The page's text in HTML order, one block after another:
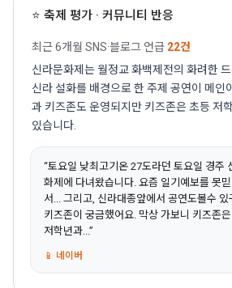
⭐ 축제 평가 · 커뮤니티 반응
최근 6개월 SNS·블로그 언급 22건
신라문화제는 월정교 화백제전의 화려한
신라 설화를 배경으로 한 주제 공연이 메인
과 키즈존도 운영되지만 키즈존은 초등 저
있습니다.
“토요일 낮최고기온 27도라던 토요일 경주
화제에 다녀왔습니다. 요즘 일기예보를 못믿
서... 그리고, 신라대종앞에서 공연도볼수 있
키즈존이 궁금했어요. 막상 가보니 키즈존
저학년과...”
📱 네이버